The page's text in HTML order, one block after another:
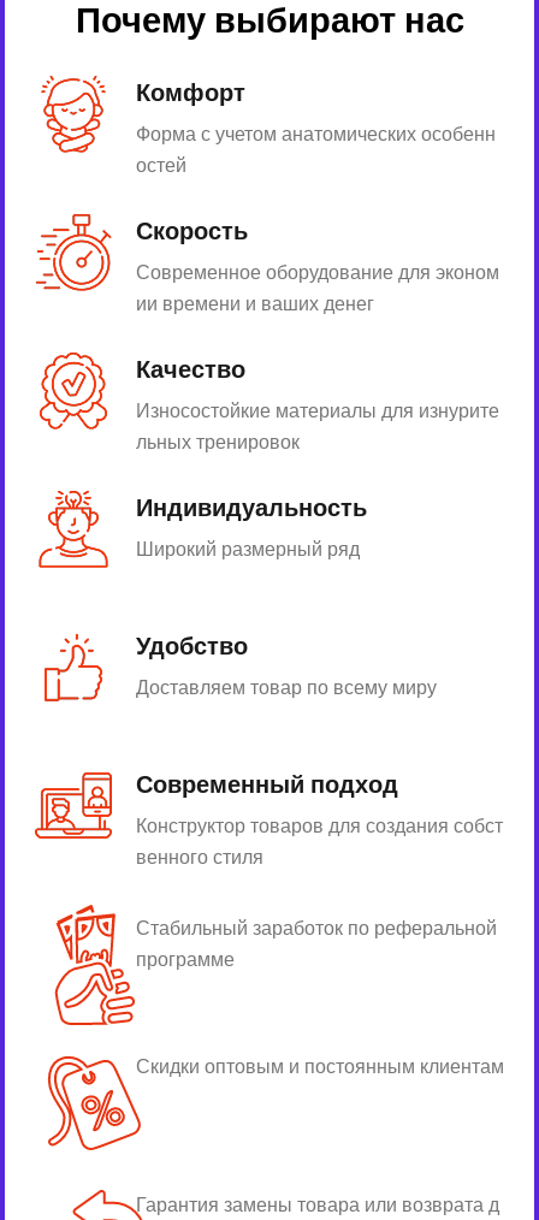
Почему выбирают нас
Комфорт
Форма с учетом анатомических особенн
остей
Скорость
Современное оборудование для эконом
ии времени и ваших денег
Качество
Износостойкие материалы для изнурите
льных тренировок
Индивидуальность
Широкий размерный ряд
Удобство
Доставляем товар по всему миру
Современный подход
Конструктор товаров для создания собст
венного стиля
Стабильный заработок по реферальной
программе
Скидки оптовым и постоянным клиентам
Гарантия замены товара или возврата д